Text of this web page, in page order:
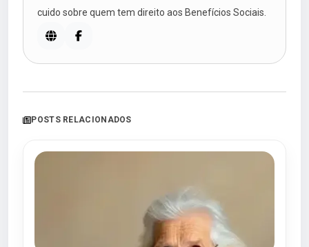
cuido sobre quem tem direito aos Benefícios Sociais.
POSTS RELACIONADOS